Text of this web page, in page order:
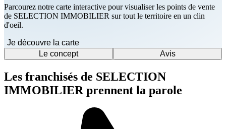
Parcourez notre carte interactive pour visualiser les points de vente
de SELECTION IMMOBILIER sur tout le territoire en un clin
d'oeil.
Je découvre la carte
Le concept
Avis
Les franchisés de SELECTION
IMMOBILIER prennent la parole